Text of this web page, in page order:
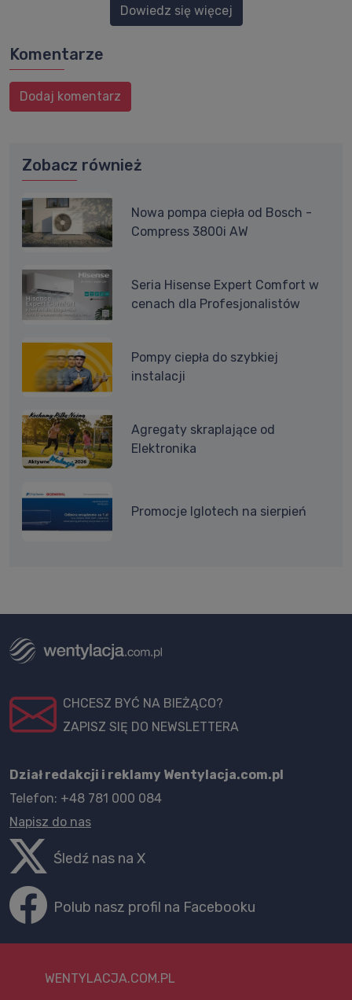
Dowiedz się więcej
Komentarze
Dodaj komentarz
Zobacz również
Nowa pompa ciepła od Bosch -
Compress 3800i AW
Seria Hisense Expert Comfort w
cenach dla Profesjonalistów
Pompy ciepła do szybkiej
instalacji
Agregaty skraplające od
Elektronika
Promocje Iglotech na sierpień
CHCESZ BYĆ NA BIEŻĄCO?
ZAPISZ SIĘ DO NEWSLETTERA
Dział redakcji i reklamy Wentylacja.com.pl
Telefon: +48 781 000 084
Napisz do nas
Śledź nas na X
Polub nasz profil na Facebooku
WENTYLACJA.COM.PL